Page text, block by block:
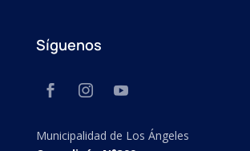
Síguenos
Municipalidad de Los Ángeles